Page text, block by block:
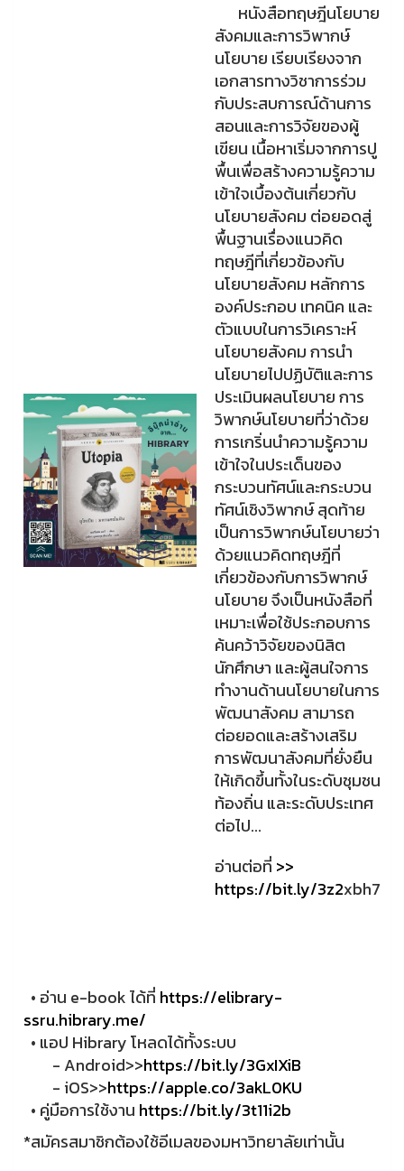
หนังสือทฤษฎีนโยบาย
สังคมและการวิพากษ์
นโยบาย เรียบเรียงจาก
เอกสารทางวิชาการร่วม
กับประสบการณ์ด้านการ
สอนและการวิจัยของผู้
เขียน เนื้อหาเริ่มจากการปู
พื้นเพื่อสร้างความรู้ความ
เข้าใจเบื้องต้นเกี่ยวกับ
นโยบายสังคม ต่อยอดสู่
พื้นฐานเรื่องแนวคิด
ทฤษฎีที่เกี่ยวข้องกับ
นโยบายสังคม หลักการ
องค์ประกอบ เทคนิค และ
ตัวแบบในการวิเคราะห์
นโยบายสังคม การนํา
นโยบายไปปฏิบัติและการ
ประเมินผลนโยบาย การ
วิพากษ์นโยบายที่ว่าด้วย
การเกริ่นนําความรู้ความ
เข้าใจในประเด็นของ
กระบวนทัศน์และกระบวน
ทัศน์เชิงวิพากษ์ สุดท้าย
เป็นการวิพากษ์นโยบายว่า
ด้วยแนวคิดทฤษฎีที่
เกี่ยวข้องกับการวิพากษ์
นโยบาย จึงเป็นหนังสือที่
เหมาะเพื่อใช้ประกอบการ
ค้นคว้าวิจัยของนิสิต
นักศึกษา และผู้สนใจการ
ทํางานด้านนโยบายในการ
พัฒนาสังคม สามารถ
ต่อยอดและสร้างเสริม
การพัฒนาสังคมที่ยั่งยืน
ให้เกิดขึ้นทั้งในระดับชุมชน
ท้องถิ่น และระดับประเทศ
ต่อไป...
อ่านต่อที่ >>
https://bit.ly/3z2xbh7
• อ่าน e-book ได้ที่ https://elibrary-
ssru.hibrary.me/
• แอป Hibrary โหลดได้ทั้งระบบ
- Android>>https://bit.ly/3GxIXiB
- iOS>>https://apple.co/3akL0KU
• คู่มือการใช้งาน https://bit.ly/3t11i2b
*สมัครสมาชิกต้องใช้อีเมลของมหาวิทยาลัยเท่านั้น